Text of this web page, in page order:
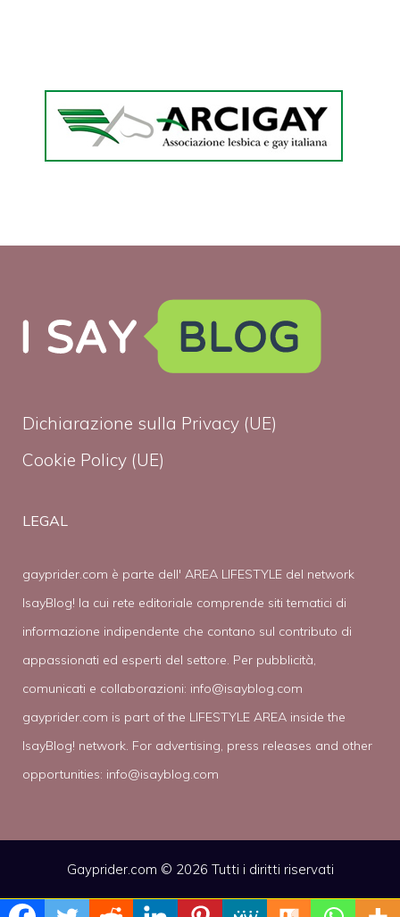
Dichiarazione sulla Privacy (UE)
Cookie Policy (UE)
LEGAL
gayprider.com è parte dell' AREA LIFESTYLE del network
IsayBlog! la cui rete editoriale comprende siti tematici di
informazione indipendente che contano sul contributo di
appassionati ed esperti del settore. Per pubblicità,
comunicati e collaborazioni: info@isayblog.com
gayprider.com is part of the LIFESTYLE AREA inside the
IsayBlog! network. For advertising, press releases and other
opportunities: info@isayblog.com
Gayprider.com © 2026 Tutti i diritti riservati